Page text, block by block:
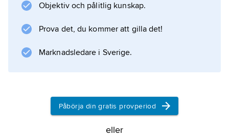
Växtliv
Djurliv
Information om artikeln
Objektiv och pålitlig kunskap.
Prova det, du kommer att gilla det!
Marknadsledare i Sverige.
Påbörja din gratis provperiod
eller